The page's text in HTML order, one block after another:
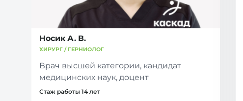
Носик А. В.
ХИРУРГ / ГЕРНИОЛОГ
Врач высшей категории, кандидат
медицинских наук, доцент
Стаж работы 14 лет